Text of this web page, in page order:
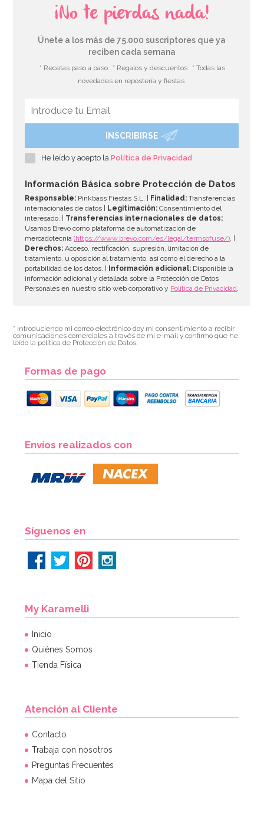
Pegamento Comestible 25 gr - Rainbow Dust
AÑADIR
7,20€
¡No te pierdas nada!
Únete a los más de 75.000 suscriptores que ya
reciben cada semana
* Recetas paso a paso * Regalos y descuentos
* Todas las
novedades en repostería y fiestas
INSCRIBIRSE
He leído y acepto laPolítica de Privacidad
Información Básica sobre Protección de Datos
Responsable: Pinkbass Fiestas S.L. | Finalidad: Transferencias
internacionales de datos |
Legitimación: Consentimiento del
interesado. | Transferencias internacionales de datos:
Usamos Brevo como plataforma de automatización de
mercadotecnia(https://www.brevo.com/es/legal/termsofuse/). |
Derechos: Acceso, rectificación, supresión, limitación de
tratamiento, u oposición al tratamiento, así como el derecho a la
portabilidad de los datos. |
Información adicional: Disponible la
información adicional y detallada sobre la Protección de Datos
Personales en nuestro sitio web corporativo y Política de Privacidad.
* Introduciendo mi correo electrónico doy mi consentimiento a recibir
comunicaciones comerciales a través de mi e-mail y confirmo que he
leído la política de Protección de Datos.
Formas de pago
Envíos realizados con
Síguenos en
My Karamelli
Inicio
Quiénes Somos
Tienda Física
Atención al Cliente
Contacto
Trabaja con nosotros
Preguntas Frecuentes
Mapa del Sitio